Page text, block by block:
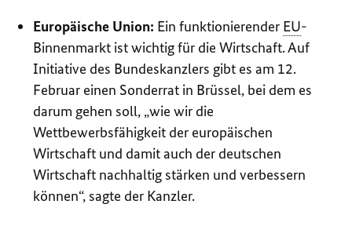
Europäische Union: Ein funktionierender EU-
Binnenmarkt ist wichtig für die Wirtschaft. Auf
Initiative des Bundeskanzlers gibt es am 12.
Februar einen Sonderrat in Brüssel, bei dem es
darum gehen soll, „wie wir die
Wettbewerbsfähigkeit der europäischen
Wirtschaft und damit auch der deutschen
Wirtschaft nachhaltig stärken und verbessern
können“, sagte der Kanzler.